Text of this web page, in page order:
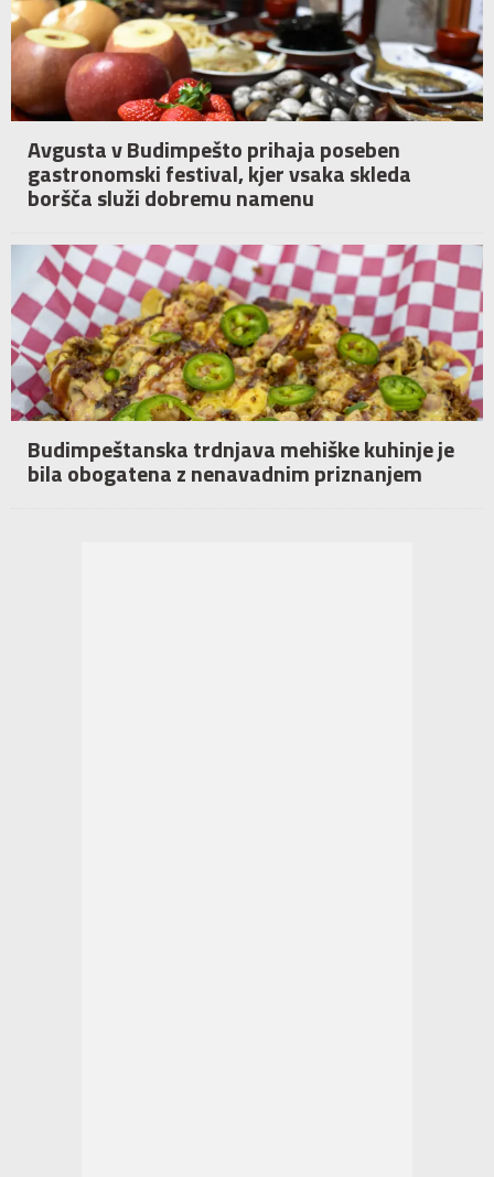
Avgusta v Budimpešto prihaja poseben
gastronomski festival, kjer vsaka skleda
boršča služi dobremu namenu
Budimpeštanska trdnjava mehiške kuhinje je
bila obogatena z nenavadnim priznanjem